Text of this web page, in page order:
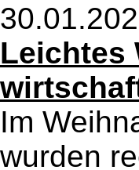
Leichtes
Im
wurden